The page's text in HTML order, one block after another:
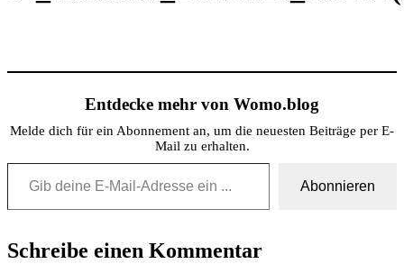
Entdecke mehr von Womo.blog
Melde dich für ein Abonnement an, um die neuesten Beiträge per E-
Mail zu erhalten.
Gib deine E-Mail-Adresse ein ...
Abonnieren
Schreibe einen Kommentar